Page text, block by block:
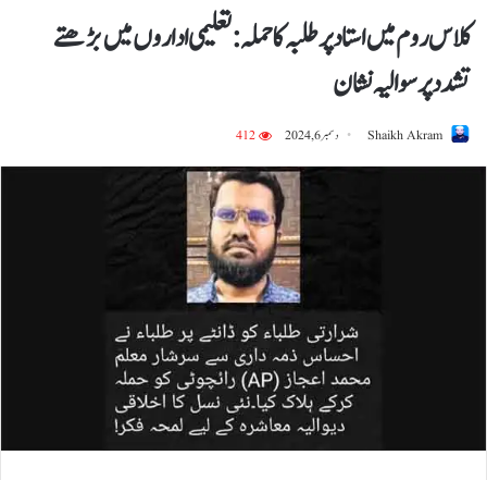
کلاس روم میں استاد پر طلبہ کا حملہ: تعلیمی اداروں میں بڑھتے
تشدد پر سوالیہ نشان
Shaikh Akram دسمبر 6, 2024 412